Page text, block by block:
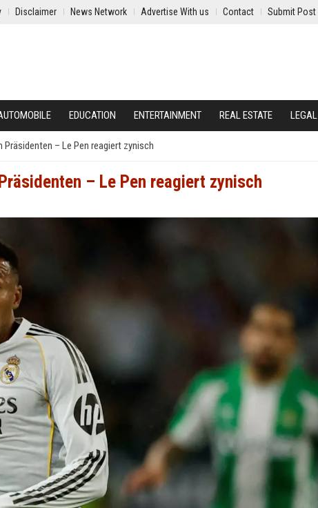
Disclaimer News Network Advertise With us Contact Submit Post
EDUCATION ENTERTAINMENT REAL ESTATE LEGAL
– Le Pen reagiert zynisch
– Le Pen reagiert zynisch